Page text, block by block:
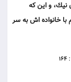
نيك، و اين كه
خانواده اش به سر